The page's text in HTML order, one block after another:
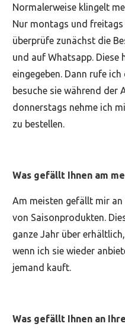
Normalerweise klingelt
Nur montags und freitags
überprüfe zunächst die
und auf Whatsapp. Diese
eingegeben. Dann rufe ich
besuche sie während der
donnerstags nehme ich
zu bestellen.
Was gefällt Ihnen am
Am meisten gefällt mir
von Saisonprodukten.
ganze Jahr über
wenn ich sie wieder
jemand kauft.
Was gefällt Ihnen an